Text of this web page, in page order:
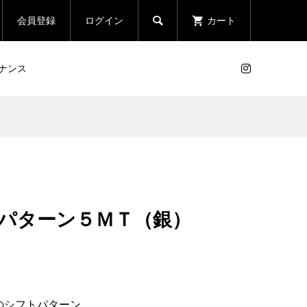
会員登録 ログイン  カート
ンス
ターン５ＭＴ（銀）
フトパターン。